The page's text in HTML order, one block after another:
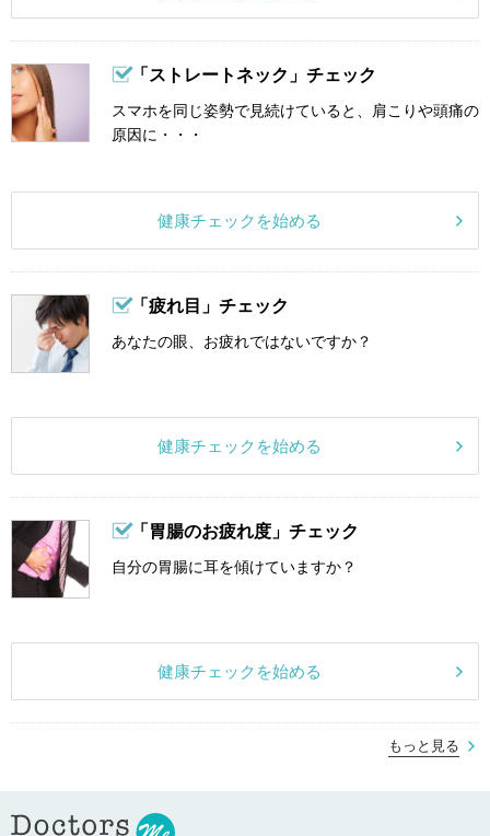
「ストレートネック」チェック
スマホを同じ姿勢で見続けていると、肩こりや頭痛の
原因に・・・
健康チェックを始める
「疲れ目」チェック
あなたの眼、お疲れではないですか？
健康チェックを始める
「胃腸のお疲れ度」チェック
自分の胃腸に耳を傾けていますか？
健康チェックを始める
もっと見る